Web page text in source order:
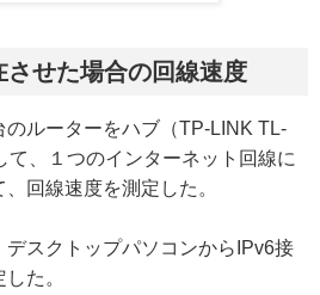
せた場合の回線速度
ルーターをハブ（TP-LINK TL-
て、１つのインターネット回線に
回線速度を測定した。
デスクトップパソコンからIPv6接
た。